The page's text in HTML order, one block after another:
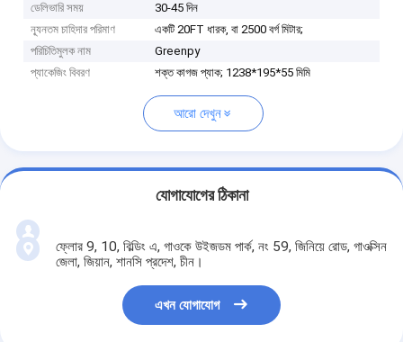
ডেলিভারি সময়
30-45 দিন
ন্যূনতম চাহিদার পরিমাণ
একটি 20FT ধারক, বা 2500 বর্গ মিটার;
পরিচিতিমুলক নাম
Greenpy
প্যাকেজিং বিবরণ
শক্ত কাগজ প্যাক; 1238*195*55 মিমি
আরো দেখুন
যোগাযোগের ঠিকানা
ফ্লোর 9, 10, বিল্ডিং এ, গাওকে উইজডম পার্ক, নং 59, জিনিয়ে রোড, গাওক্সিন
জেলা, জিয়ান, শানসি প্রদেশ, চীন।
এখন যোগাযোগ